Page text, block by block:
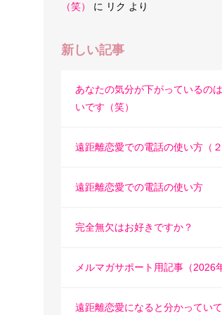
（笑）
に リク より
新しい記事
あなたの気分が下がっているの
いです（笑）
遠距離恋愛での電話の使い方（２
遠距離恋愛での電話の使い方
完全無欠はお好きですか？
メルマガサポート用記事（2026
遠距離恋愛になると分かってい